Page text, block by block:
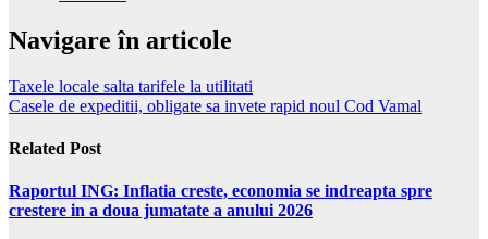
Navigare în articole
Taxele locale salta tarifele la utilitati
Casele de expeditii, obligate sa invete rapid noul Cod Vamal
Related Post
Raportul ING: Inflatia creste, economia se indreapta spre
crestere in a doua jumatate a anului 2026